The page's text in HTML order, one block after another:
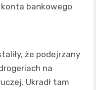
bankowego
że podejrzany
na
Ukradł tam